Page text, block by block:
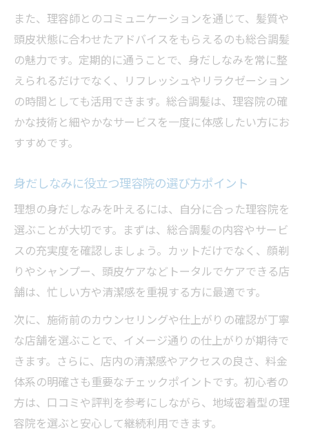
また、理容師とのコミュニケーションを通じて、髪質や
頭皮状態に合わせたアドバイスをもらえるのも総合調髪
の魅力です。定期的に通うことで、身だしなみを常に整
えられるだけでなく、リフレッシュやリラクゼーション
の時間としても活用できます。総合調髪は、理容院の確
かな技術と細やかなサービスを一度に体感したい方にお
すすめです。
身だしなみに役立つ理容院の選び方ポイント
理想の身だしなみを叶えるには、自分に合った理容院を
選ぶことが大切です。まずは、総合調髪の内容やサービ
スの充実度を確認しましょう。カットだけでなく、顔剃
りやシャンプー、頭皮ケアなどトータルでケアできる店
舗は、忙しい方や清潔感を重視する方に最適です。
次に、施術前のカウンセリングや仕上がりの確認が丁寧
な店舗を選ぶことで、イメージ通りの仕上がりが期待で
きます。さらに、店内の清潔感やアクセスの良さ、料金
体系の明確さも重要なチェックポイントです。初心者の
方は、口コミや評判を参考にしながら、地域密着型の理
容院を選ぶと安心して継続利用できます。